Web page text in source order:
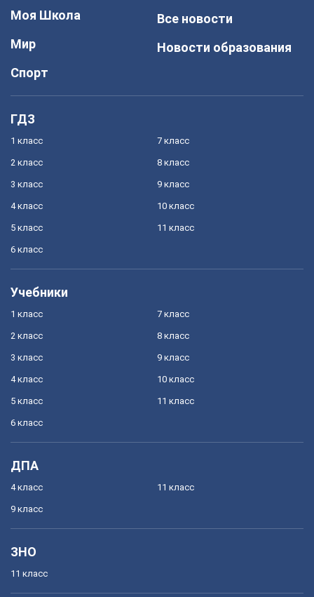
Моя Школа
Мир
Спорт
Все новости
Новости образования
ГДЗ
1 класс
2 класс
3 класс
4 класс
5 класс
6 класс
7 класс
8 класс
9 класс
10 класс
11 класс
Учебники
1 класс
2 класс
3 класс
4 класс
5 класс
6 класс
7 класс
8 класс
9 класс
10 класс
11 класс
ДПА
4 класс
9 класс
11 класс
ЗНО
11 класс